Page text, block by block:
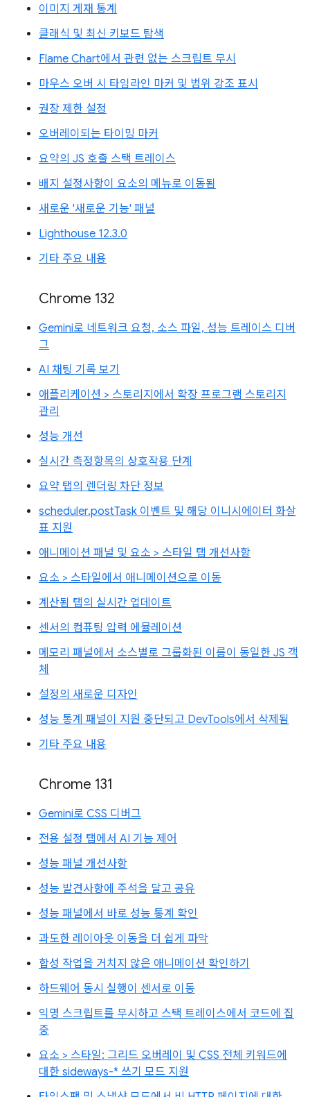
이미지 게재 통계
클래식 및 최신 키보드 탐색
Flame Chart에서 관련 없는 스크립트 무시
마우스 오버 시 타임라인 마커 및 범위 강조 표시
권장 제한 설정
오버레이되는 타이밍 마커
요약의 JS 호출 스택 트레이스
배지 설정사항이 요소의 메뉴로 이동됨
새로운 '새로운 기능' 패널
Lighthouse 12.3.0
기타 주요 내용
Chrome 132
Gemini로 네트워크 요청, 소스 파일, 성능 트레이스 디버
그
AI 채팅 기록 보기
애플리케이션 > 스토리지에서 확장 프로그램 스토리지
관리
성능 개선
실시간 측정항목의 상호작용 단계
요약 탭의 렌더링 차단 정보
scheduler.postTask 이벤트 및 해당 이니시에이터 화살
표 지원
애니메이션 패널 및 요소 > 스타일 탭 개선사항
요소 > 스타일에서 애니메이션으로 이동
계산됨 탭의 실시간 업데이트
센서의 컴퓨팅 압력 에뮬레이션
메모리 패널에서 소스별로 그룹화된 이름이 동일한 JS 객
체
설정의 새로운 디자인
성능 통계 패널이 지원 중단되고 DevTools에서 삭제됨
기타 주요 내용
Chrome 131
Gemini로 CSS 디버그
전용 설정 탭에서 AI 기능 제어
성능 패널 개선사항
성능 발견사항에 주석을 달고 공유
성능 패널에서 바로 성능 통계 확인
과도한 레이아웃 이동을 더 쉽게 파악
합성 작업을 거치지 않은 애니메이션 확인하기
하드웨어 동시 실행이 센서로 이동
익명 스크립트를 무시하고 스택 트레이스에서 코드에 집
중
요소 > 스타일: 그리드 오버레이 및 CSS 전체 키워드에
대한 sideways-* 쓰기 모드 지원